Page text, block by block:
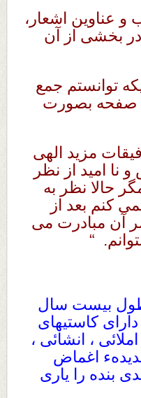
عناوین اشعار،
بخشی از آن
توانستم جمع
صفحه بصورت
مزید الهی
امید از نظر
حالا نظر به
کنم بعد از
آن مبادرت می
“
طول بیست سال
کاستیهای
، انشائی ،
اغماض
بنده را یاری